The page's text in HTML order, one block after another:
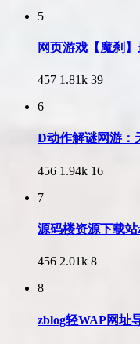
5
网页游戏【魔刹
457 1.81k 39
6
D动作解谜网游：
456 1.94k 16
7
源码楼资源下载
456 2.01k 8
8
zblog轻WAP网址